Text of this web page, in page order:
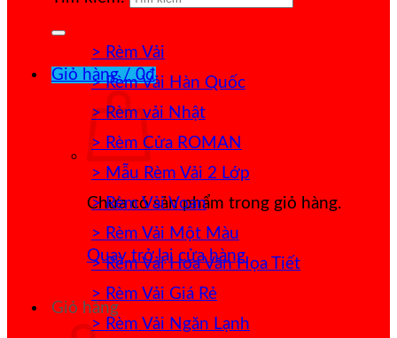
Giỏ hàng /0₫
Chưa có sản phẩm trong giỏ hàng.
Quay trở lại cửa hàng
Giỏ hàng
> Rèm Vải
> Rèm Vải Hàn Quốc
> Rèm vải Nhật
> Rèm Cửa ROMAN
> Mẫu Rèm Vải 2 Lớp
> Rèm Vải Voan
> Rèm Vải Một Màu
> Rèm Vải Hoa Văn Họa Tiết
> Rèm Vải Giá Rẻ
> Rèm Vải Ngăn Lạnh